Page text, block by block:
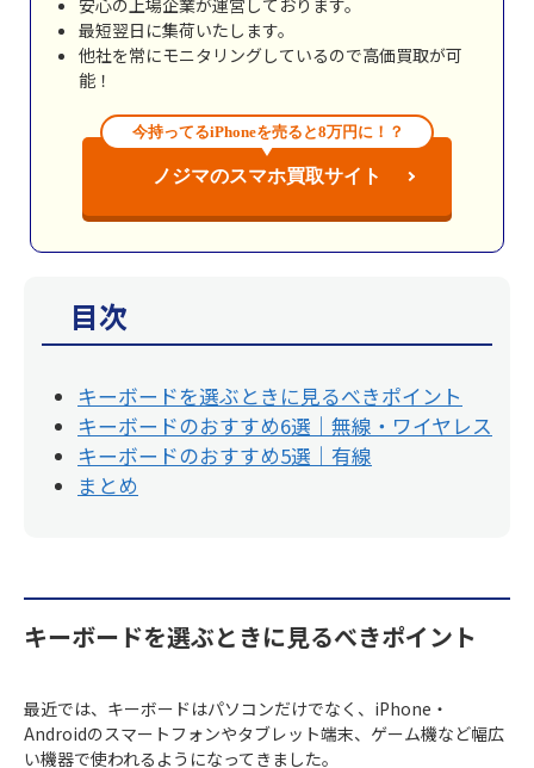
安心の上場企業が運営しております。
最短翌日に集荷いたします。
他社を常にモニタリングしているので高価買取が可
能！
今持ってるiPhoneを売ると8万円に！？
ノジマのスマホ買取サイト
目次
キーボードを選ぶときに見るべきポイント
キーボードのおすすめ6選｜無線・ワイヤレス
キーボードのおすすめ5選｜有線
まとめ
キーボードを選ぶときに見るべきポイント
最近では、キーボードはパソコンだけでなく、iPhone・
Androidのスマートフォンやタブレット端末、ゲーム機など幅広
い機器で使われるようになってきました。